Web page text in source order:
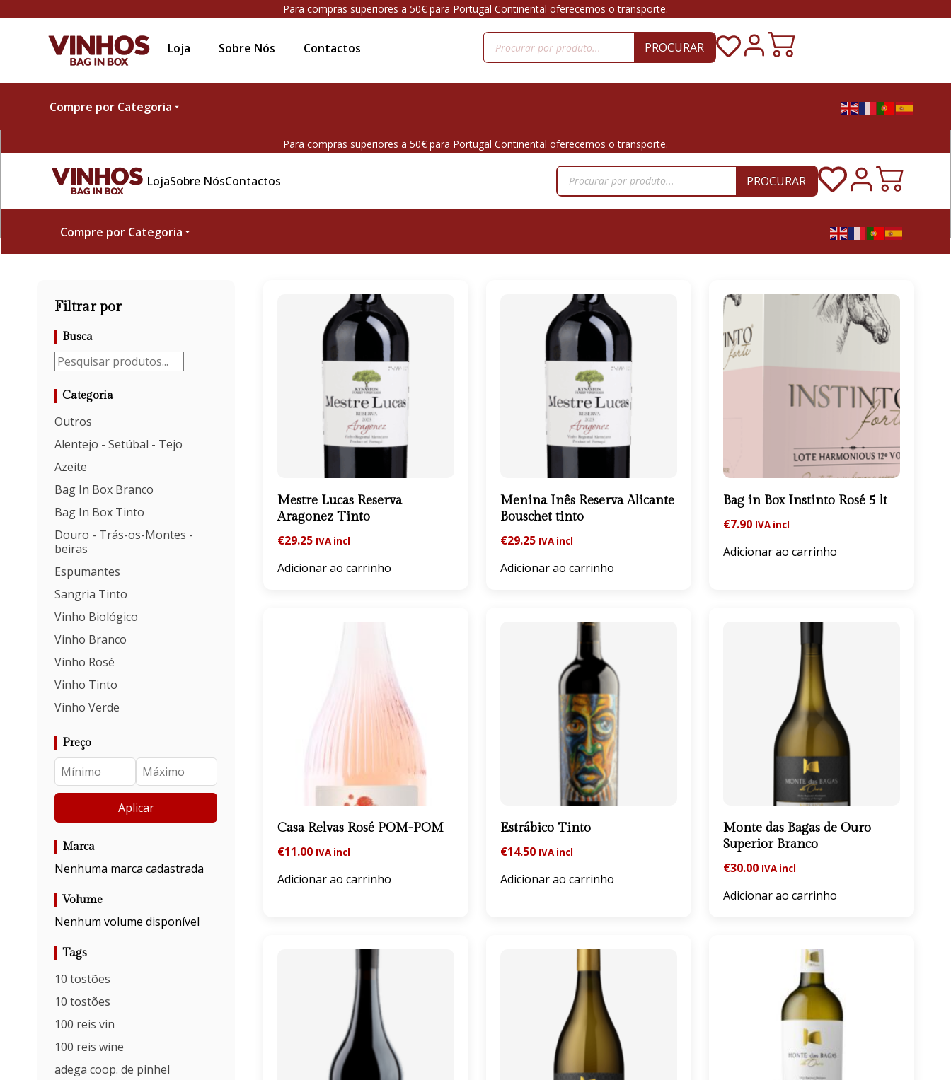
Para compras superiores a 50€ para Portugal Continental oferecemos o transporte.
Loja Sobre Nós Contactos PROCURAR
Compre por Categoria
Para compras superiores a 50€ para Portugal Continental oferecemos o transporte.
LojaSobre NósContactos PROCURAR
Compre por Categoria
Filtrar por
Busca
Categoria
Outros
Alentejo - Setúbal - Tejo
Azeite
Bag In Box Branco
Bag In Box Tinto
Douro - Trás-os-Montes -
beiras
Espumantes
Sangria Tinto
Vinho Biológico
Vinho Branco
Vinho Rosé
Vinho Tinto
Vinho Verde
Preço
Aplicar
Marca
Nenhuma marca cadastrada
Volume
Nenhum volume disponível
Tags
10 tostões
10 tostões
100 reis vin
100 reis wine
adega coop. de pinhel
Mestre Lucas Reserva
Aragonez Tinto
€29.25 IVA incl
Adicionar ao carrinho
Menina Inês Reserva Alicante
Bouschet tinto
€29.25 IVA incl
Adicionar ao carrinho
Bag in Box Instinto Rosé 5 lt
€7.90 IVA incl
Adicionar ao carrinho
Casa Relvas Rosé POM-POM
€11.00 IVA incl
Adicionar ao carrinho
Estrábico Tinto
€14.50 IVA incl
Adicionar ao carrinho
Monte das Bagas de Ouro
Superior Branco
€30.00 IVA incl
Adicionar ao carrinho